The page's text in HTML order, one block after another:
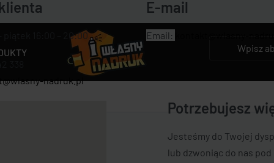
piątek 16:00 – 20:00
nadruk.pl
E-mail
Email:
Potrzebujesz
Jesteśmy do Twojej
lub dzwoniąc do nas pod